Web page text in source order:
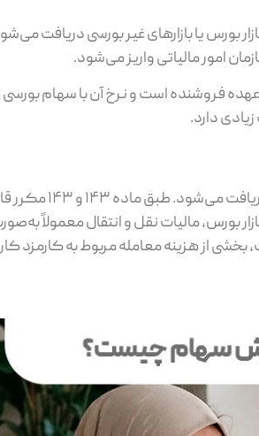
یا بازارهای غیر بورسی دریافت
امور مالیاتی واریز می‌شود.
فروشنده است و نرخ آن با سهام بورسی
دارد.
مالیات نقل و انتقال سهام،
بورس، مالیات نقل و انتقال معمولاً
از هزینه معامله مربوط به کارمزد